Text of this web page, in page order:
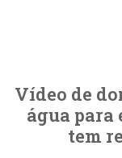
Vídeo de
água para
tem